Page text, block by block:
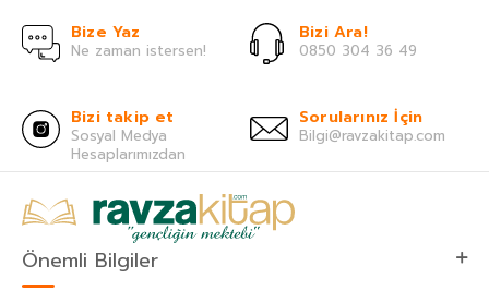
Bize Yaz
Ne zaman istersen!
Bizi Ara!
0850 304 36 49
Bizi takip et
Sosyal Medya
Hesaplarımızdan
Sorularınız İçin
Bilgi@ravzakitap.com
Önemli Bilgiler